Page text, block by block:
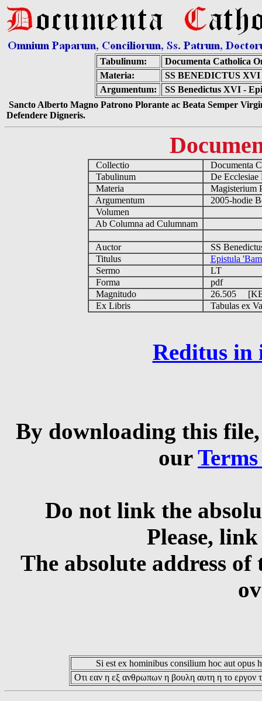
Tabulinum:
Documenta Catholica
Materia:
SS BENEDICTUS
Argumentum:
SS Benedictus XVI -
Sancto Alberto Magno Patrono Plorante ac Beata Semper
Defendere Digneris.
Collectio
Documenta
Tabulinum
De
Materia
Magisterium
Argumentum
2005-hodie
Volumen
Ab Columna ad Culumnam
Auctor
SS
Titulus
Epistula
Sermo
LT
Forma
pdf
Magnitudo
26.505
Ex Libris
Tabulas ex
Reditus in
By downloading this
our
Do not link the
Please,
The absolute address
Si est ex hominibus consilium hoc aut opus
Οτι εαν η εξ ανθρωπων η βουλη αυτη η το εργον